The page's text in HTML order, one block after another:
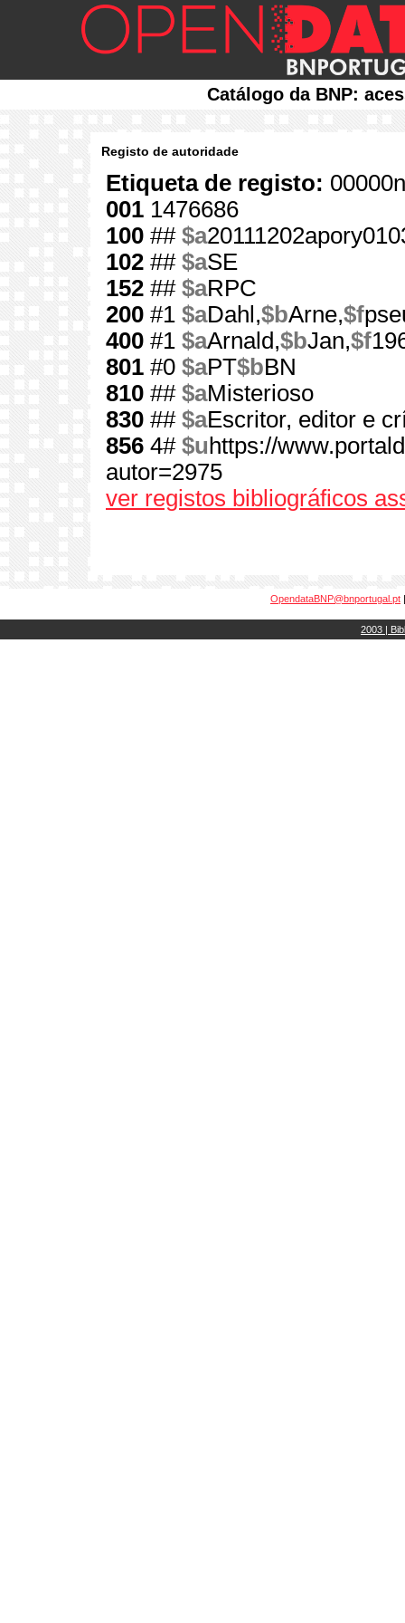
Catálogo da BNP:
Registo de autoridade
Etiqueta de registo:
001 1476686
100 ## $a
102 ## $aSE
152 ## $aRPC
200 #1 $aDahl,$bArne,$f
400 #1 $aArnald,$bJan,$f
801 #0 $aPT$bBN
810 ## $aMisterioso
830 ## $aEscritor, editor e
856 4# $u https://
autor=2975
ver registos bibliográficos
OpendataBNP@bnportugal.pt
2003 |